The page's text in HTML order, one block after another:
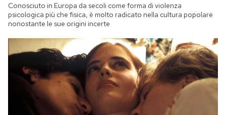
Hai bisogno di aiuto?
Esci
Conosciuto in Europa da secoli come forma di violenza
psicologica più che fisica, è molto radicato nella cultura popolare
nonostante le sue origini incerte